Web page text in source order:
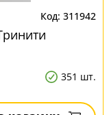
311942
351 шт.